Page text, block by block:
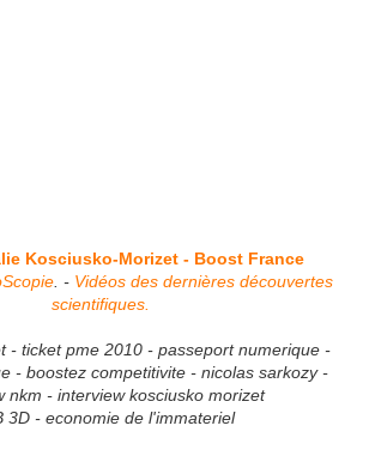
Kosciusko-Morizet - Boost France
. - Vidéos des dernières découvertes
scientifiques.
- ticket pme 2010 - passeport numerique -
- boostez competitivite - nicolas sarkozy -
nkm - interview kosciusko morizet
3D - economie de l'immateriel